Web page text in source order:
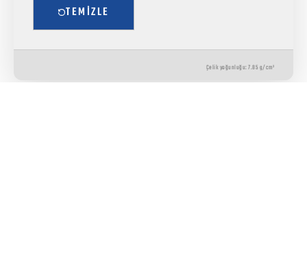
TEMIZLE
Çelik yoğunluğu: 7.85 g/cm³